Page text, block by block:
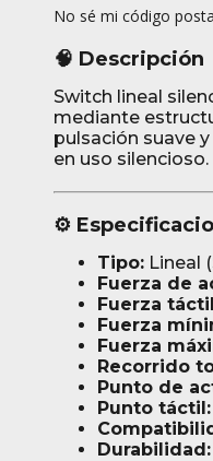
No sé mi código
🧠 Descripción
Switch lineal
mediante
pulsación suave
en uso silencioso.
⚙️
Tipo: Lineal
Fuerza de
Fuerza
Fuerza
Fuerza
Recorrido
Punto de
Punto táctil:
Durabilidad: